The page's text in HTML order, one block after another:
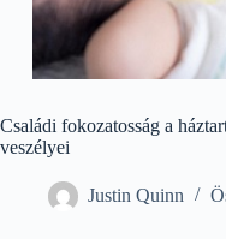
Családi fokozatosság a
veszélyei
Justin Quinn